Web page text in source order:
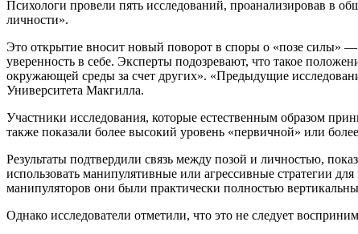
Психологи провели пять исследований, проанализировав в
личности».
Это открытие вносит новый поворот в споры о «позе силы»
уверенность в себе. Эксперты подозревают, что такое
окружающей среды за счет других». «Предыдущие
Университета Макгилла.
Участники исследования, которые естественным образом
также показали более высокий уровень «первичной» или
Результаты подтвердили связь между позой и личностью,
использовать манипулятивные или агрессивные стратегии
манипуляторов они были практически полностью
Однако исследователи отметили, что это не следует